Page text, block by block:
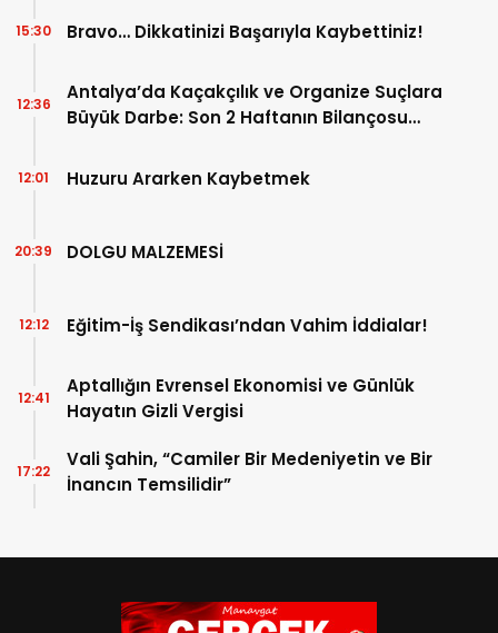
Bravo… Dikkatinizi Başarıyla Kaybettiniz!
15:30
Antalya’da Kaçakçılık ve Organize Suçlara
Büyük Darbe: Son 2 Haftanın Bilançosu
12:36
Huzuru Ararken Kaybetmek
12:01
DOLGU MALZEMESİ
20:39
Eğitim-İş Sendikası’ndan Vahim İddialar!
12:12
Aptallığın Evrensel Ekonomisi ve Günlük
Hayatın Gizli Vergisi
12:41
Vali Şahin, “Camiler Bir Medeniyetin ve Bir
İnancın Temsilidir”
17:22